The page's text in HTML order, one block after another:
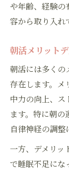
や年齢、経験の
容から取り入れ
朝活メリット
朝活には多くの
存在します。メ
中力の向上、ス
ます。特に朝
自律神経の調整
一方、デメリッ
で睡眠不足にな